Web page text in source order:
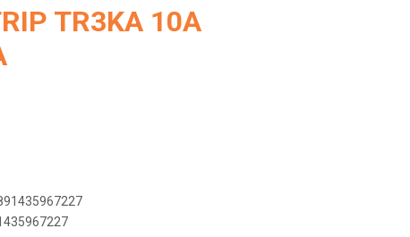
TR3KA 10A